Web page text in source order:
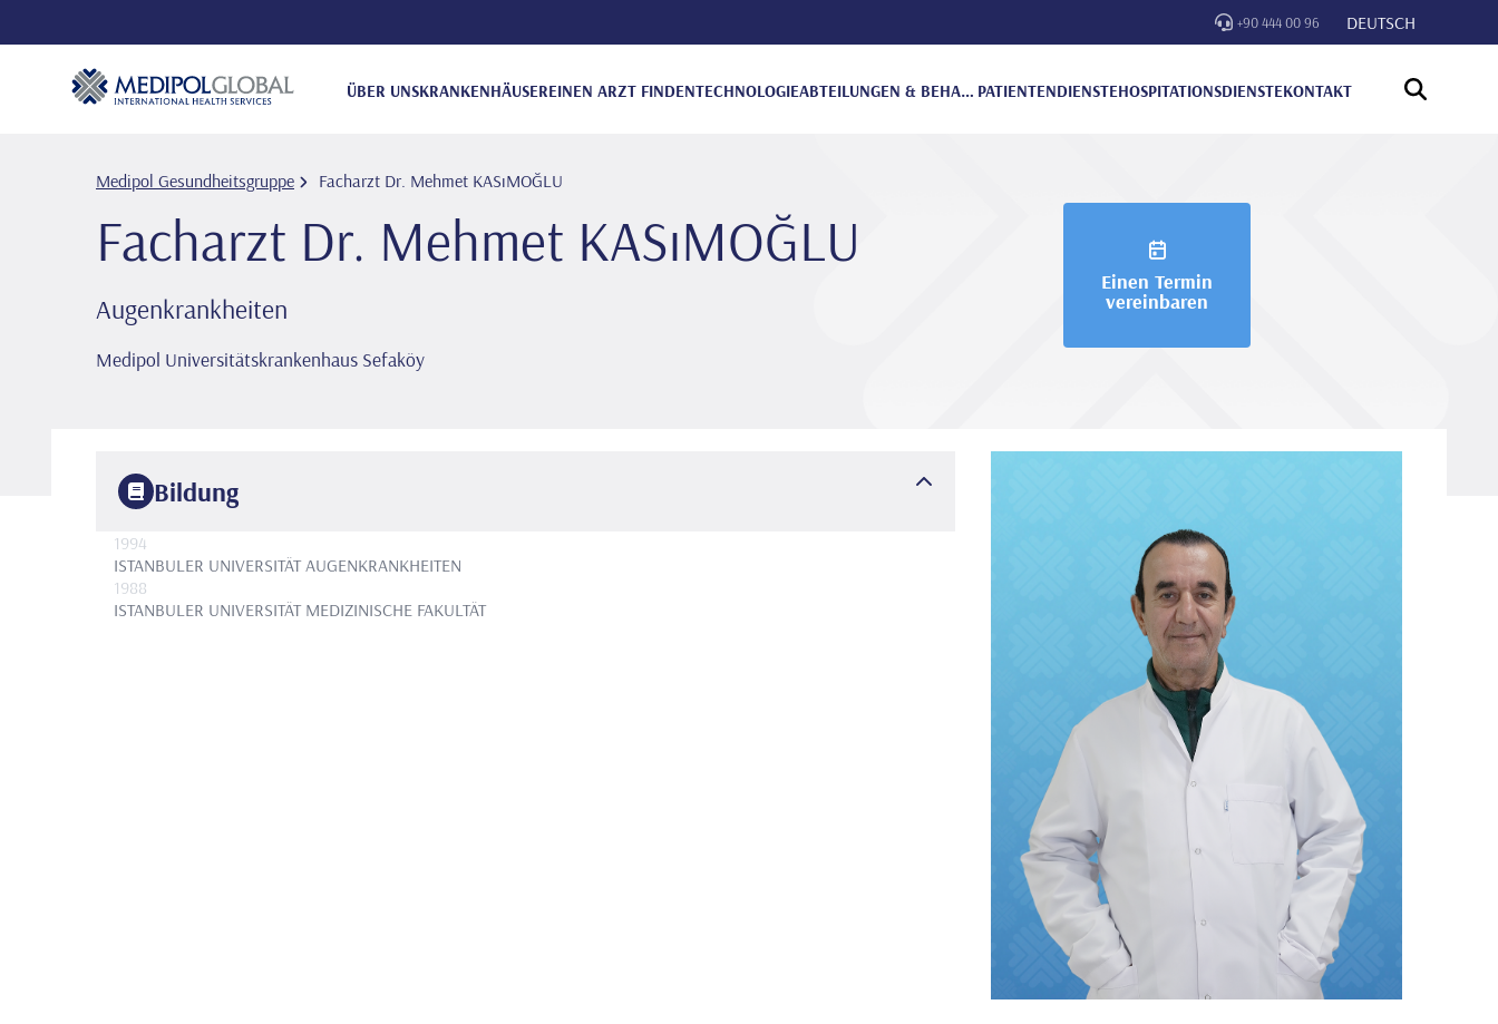
+90 444 00 96 DEUTSCH
ÜBER UNSKRANKENHÄUSEREINEN ARZT FINDENTECHNOLOGIE ABTEILUNGEN & BEHANDLUNGEN PATIENTENDIENSTEHOSPITATIONSDIENSTEKONTAKT
Medipol Gesundheitsgruppe Facharzt Dr. Mehmet KASıMOĞLU
Facharzt Dr. Mehmet KASıMOĞLU
Augenkrankheiten
Medipol Universitätskrankenhaus Sefaköy
Einen Termin
vereinbaren
Bildung
1994
ISTANBULER UNIVERSITÄT AUGENKRANKHEITEN
1988
ISTANBULER UNIVERSITÄT MEDIZINISCHE FAKULTÄT